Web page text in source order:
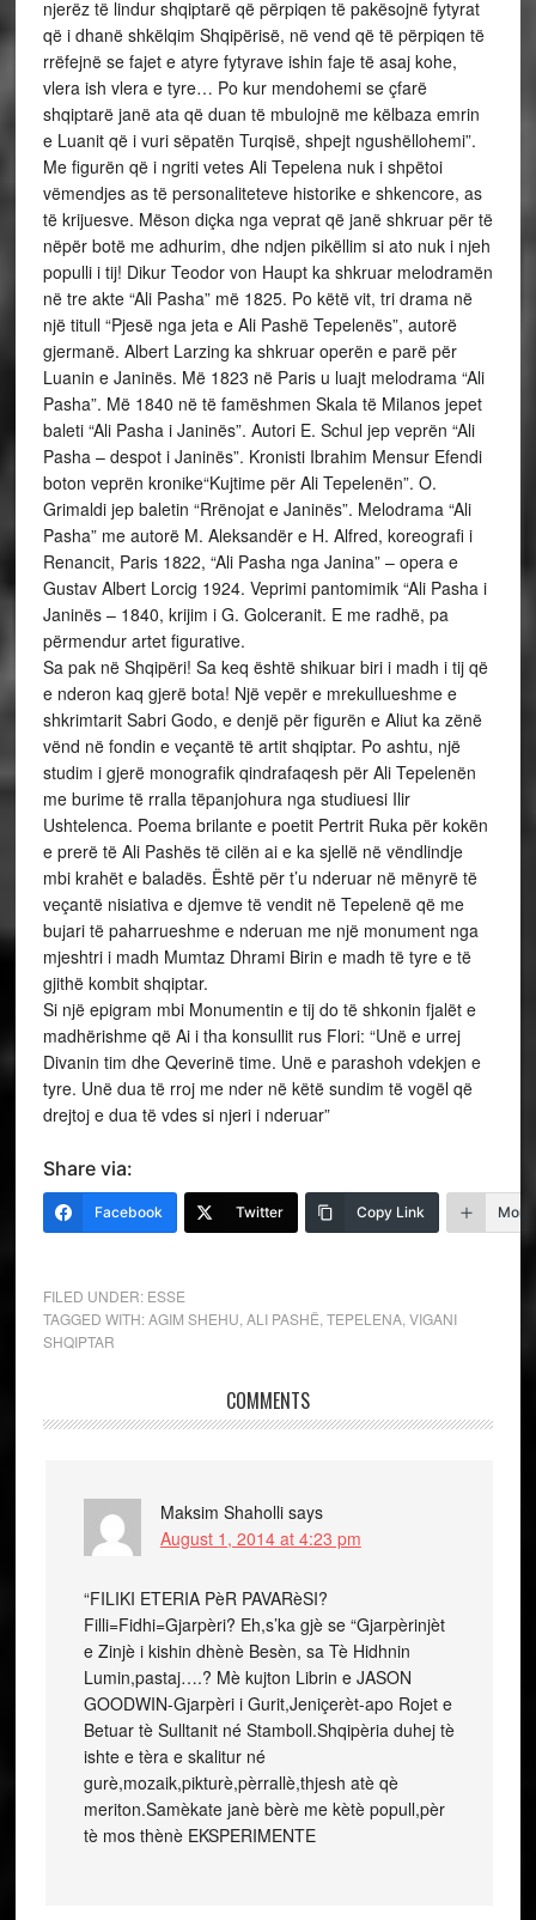
njerëz të lindur shqiptarë që përpiqen të pakësojnë fytyrat
që i dhanë shkëlqim Shqipërisë, në vend që të përpiqen të
rrëfejnë se fajet e atyre fytyrave ishin faje të asaj kohe,
vlera ish vlera e tyre… Po kur mendohemi se çfarë
shqiptarë janë ata që duan të mbulojnë me këlbaza emrin
e Luanit që i vuri sëpatën Turqisë, shpejt ngushëllohemi”.
Me figurën që i ngriti vetes Ali Tepelena nuk i shpëtoi
vëmendjes as të personaliteteve historike e shkencore, as
të krijuesve. Mëson diçka nga veprat që janë shkruar për të
nëpër botë me adhurim, dhe ndjen pikëllim si ato nuk i njeh
populli i tij! Dikur Teodor von Haupt ka shkruar melodramën
në tre akte “Ali Pasha” më 1825. Po këtë vit, tri drama në
një titull “Pjesë nga jeta e Ali Pashë Tepelenës”, autorë
gjermanë. Albert Larzing ka shkruar operën e parë për
Luanin e Janinës. Më 1823 në Paris u luajt melodrama “Ali
Pasha”. Më 1840 në të famëshmen Skala të Milanos jepet
baleti “Ali Pasha i Janinës”. Autori E. Schul jep veprën “Ali
Pasha – despot i Janinës”. Kronisti Ibrahim Mensur Efendi
boton veprën kronike“Kujtime për Ali Tepelenën”. O.
Grimaldi jep baletin “Rrënojat e Janinës”. Melodrama “Ali
Pasha” me autorë M. Aleksandër e H. Alfred, koreografi i
Renancit, Paris 1822, “Ali Pasha nga Janina” – opera e
Gustav Albert Lorcig 1924. Veprimi pantomimik “Ali Pasha i
Janinës – 1840, krijim i G. Golceranit. E me radhë, pa
përmendur artet figurative.
Sa pak në Shqipëri! Sa keq është shikuar biri i madh i tij që
e nderon kaq gjerë bota! Një vepër e mrekullueshme e
shkrimtarit Sabri Godo, e denjë për figurën e Aliut ka zënë
vënd në fondin e veçantë të artit shqiptar. Po ashtu, një
studim i gjerë monografik qindrafaqesh për Ali Tepelenën
me burime të rralla tëpanjohura nga studiuesi Ilir
Ushtelenca. Poema brilante e poetit Pertrit Ruka për kokën
e prerë të Ali Pashës të cilën ai e ka sjellë në vëndlindje
mbi krahët e baladës. Është për t’u nderuar në mënyrë të
veçantë nisiativa e djemve të vendit në Tepelenë që me
bujari të paharrueshme e nderuan me një monument nga
mjeshtri i madh Mumtaz Dhrami Birin e madh të tyre e të
gjithë kombit shqiptar.
Si një epigram mbi Monumentin e tij do të shkonin fjalët e
madhërishme që Ai i tha konsullit rus Flori: “Unë e urrej
Divanin tim dhe Qeverinë time. Unë e parashoh vdekjen e
tyre. Unë dua të rroj me nder në këtë sundim të vogël që
drejtoj e dua të vdes si njeri i nderuar”
Share via:
Facebook Twitter Copy Link More
FILED UNDER: ESSE
TAGGED WITH:AGIM SHEHU ALI PASHË TEPELENA, VIGANI
SHQIPTAR
COMMENTS
Maksim Shaholli says
August 1, 2014 at 4:23 pm
“FILIKI ETERIA PèR PAVARèSI?
Filli=Fidhi=Gjarpèri? Eh,s’ka gjè se “Gjarpèrinjèt
e Zinjè i kishin dhènè Besèn, sa Tè Hidhnin
Lumin,pastaj….? Mè kujton Librin e JASON
GOODWIN-Gjarpèri i Gurit,Jeniçerèt-apo Rojet e
Betuar tè Sulltanit né Stamboll.Shqipèria duhej tè
ishte e tèra e skalitur né
gurè,mozaik,pikturè,pèrrallè,thjesh atè qè
meriton.Samèkate janè bèrè me kètè popull,pèr
tè mos thènè EKSPERIMENTE